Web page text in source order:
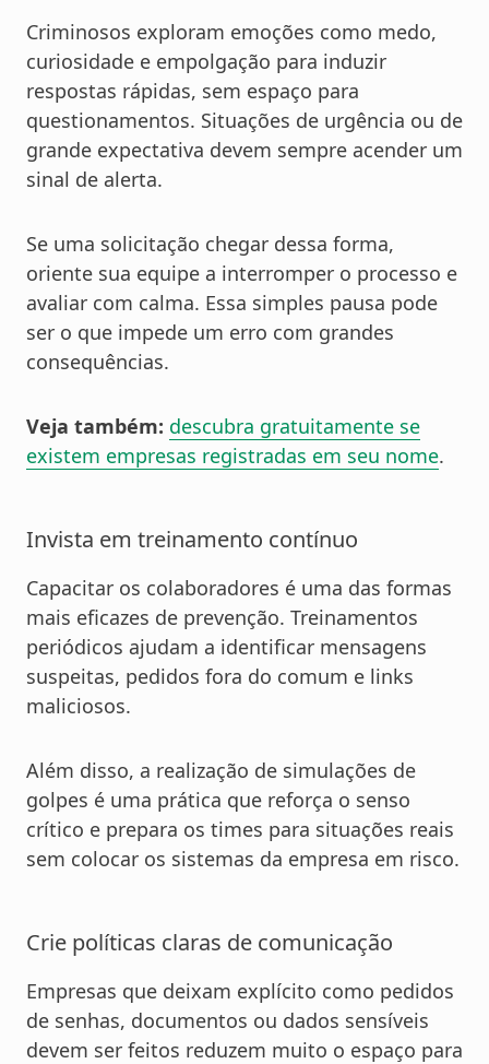
Criminosos exploram emoções como medo,
curiosidade e empolgação para induzir
respostas rápidas, sem espaço para
questionamentos. Situações de urgência ou de
grande expectativa devem sempre acender um
sinal de alerta.
Se uma solicitação chegar dessa forma,
oriente sua equipe a interromper o processo e
avaliar com calma. Essa simples pausa pode
ser o que impede um erro com grandes
consequências.
Veja também: descubra gratuitamente se
existem empresas registradas em seu nome.
Invista em treinamento contínuo
Capacitar os colaboradores é uma das formas
mais eficazes de prevenção. Treinamentos
periódicos ajudam a identificar mensagens
suspeitas, pedidos fora do comum e links
maliciosos.
Além disso, a realização de simulações de
golpes é uma prática que reforça o senso
crítico e prepara os times para situações reais
sem colocar os sistemas da empresa em risco.
Crie políticas claras de comunicação
Empresas que deixam explícito como pedidos
de senhas, documentos ou dados sensíveis
devem ser feitos reduzem muito o espaço para